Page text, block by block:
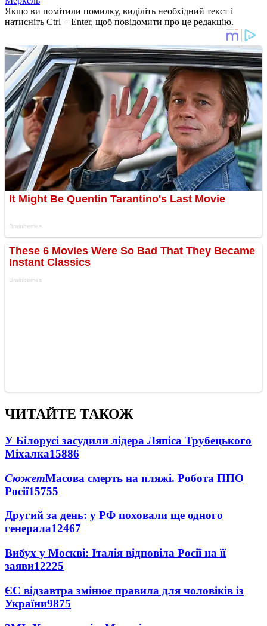
Якщо ви помітили помилку, виділіть необхідний текст і
натисніть Ctrl + Enter, щоб повідомити про це редакцію.
ЧИТАЙТЕ ТАКОЖ
У Білорусі засудили лідера Ляпіса Трубецького
Міхалка15886
СюжетМасова смерть на пляжі. Робота ППО
Росії15755
Другий за день: у РФ поховали ще одного
генерала12467
Вибух у Москві: Італія відповіла Росії на її
заяви12225
ЄС відзавтра змінює правила для чоловіків із
України9875